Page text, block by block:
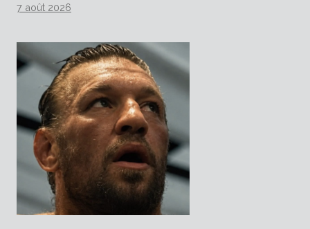
7 août 2026